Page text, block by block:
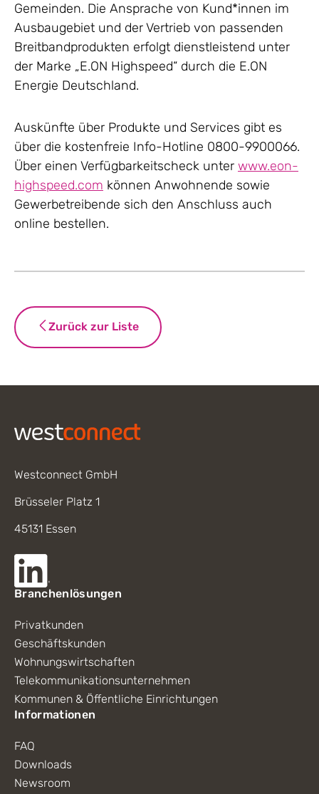
Gemeinden. Die Ansprache von Kund*innen im
Ausbaugebiet und der Vertrieb von passenden
Breitbandprodukten erfolgt dienstleistend unter
der Marke „E.ON Highspeed“ durch die E.ON
Energie Deutschland.
Auskünfte über Produkte und Services gibt es
über die kostenfreie Info-Hotline 0800-9900066.
Über einen Verfügbarkeitscheck unter www.eon-
highspeed.com können Anwohnende sowie
Gewerbetreibende sich den Anschluss auch
online bestellen.
Zurück zur Liste
Westconnect GmbH
Brüsseler Platz 1
45131 Essen
Branchenlösungen
Privatkunden
Geschäftskunden
Wohnungswirtschaften
Telekommunikationsunternehmen
Kommunen & Öffentliche Einrichtungen
Informationen
FAQ
Downloads
Newsroom